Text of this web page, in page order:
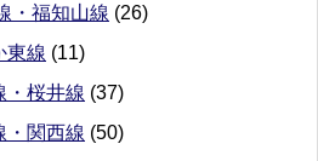
・福知山線 (26)
東線 (11)
・桜井線 (37)
・関西線 (50)